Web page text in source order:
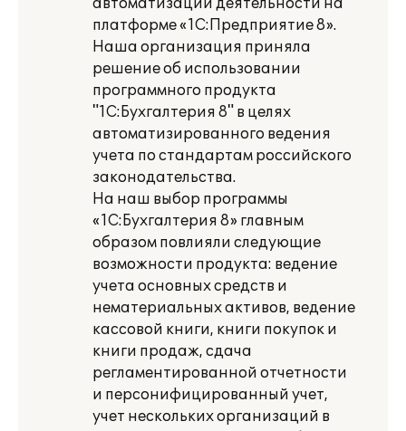
автоматизации деятельности на
платформе «1С:Предприятие 8».
Наша организация приняла
решение об использовании
программного продукта
"1С:Бухгалтерия 8" в целях
автоматизированного ведения
учета по стандартам российского
законодательства.
На наш выбор программы
«1С:Бухгалтерия 8» главным
образом повлияли следующие
возможности продукта: ведение
учета основных средств и
нематериальных активов, ведение
кассовой книги, книги покупок и
книги продаж, сдача
регламентированной отчетности
и персонифицированный учет,
учет нескольких организаций в